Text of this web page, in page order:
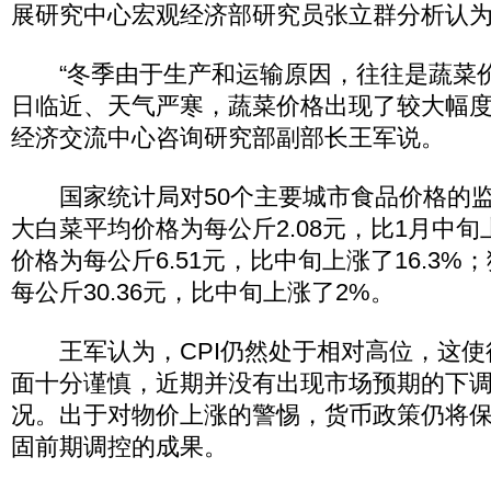
展研究中心宏观经济部研究员张立群分析认
“冬季由于生产和运输原因，往往是蔬菜
日临近、天气严寒，蔬菜价格出现了较大幅
经济交流中心咨询研究部副部长王军说。
国家统计局对50个主要城市食品价格的
大白菜平均价格为每公斤2.08元，比1月中旬
价格为每公斤6.51元，比中旬上涨了16.3%
每公斤30.36元，比中旬上涨了2%。
王军认为，CPI仍然处于相对高位，这使
面十分谨慎，近期并没有出现市场预期的下
况。出于对物价上涨的警惕，货币政策仍将
固前期调控的成果。